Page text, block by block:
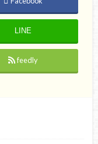
LINE
feedly